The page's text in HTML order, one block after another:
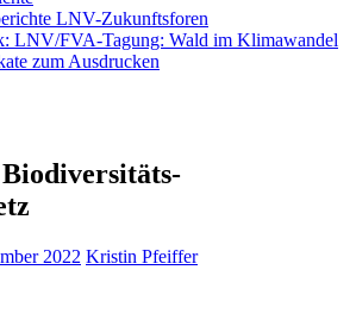
LNV-Zukunftsforen
LNV/FVA-Tagung: Wald im Klimawandel
zum Ausdrucken
2022 Kristin Pfeiffer